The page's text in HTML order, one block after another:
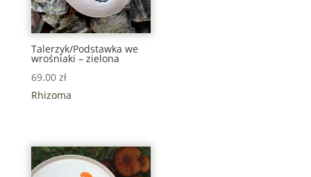
Talerzyk/Podstawka we
wrośniaki – zielona
69.00 zł
Rhizoma